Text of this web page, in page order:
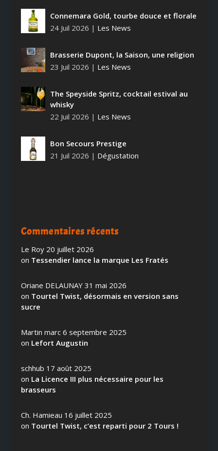
Connemara Gold, tourbe douce et florale
24 Juil 2026 | Les News
Brasserie Dupont, la Saison, une religion
23 Juil 2026 | Les News
The Speyside Spritz, cocktail estival au
whisky
22 Juil 2026 | Les News
Bon Secours Prestige
21 Juil 2026 | Dégustation
Commentaires récents
Le Roy 20 juillet 2026
on Tessendier lance la marque Les Fratés
Oriane DELAUNAY 31 mai 2026
on Tourtel Twist, désormais en version sans
sucre
Martin marc 6 septembre 2025
on Lefort Augustin
schhub 17 août 2025
on La Licence III plus nécessaire pour les
brasseurs
Ch. Hamieau 16 juillet 2025
on Tourtel Twist, c’est reparti pour 2 Tours !